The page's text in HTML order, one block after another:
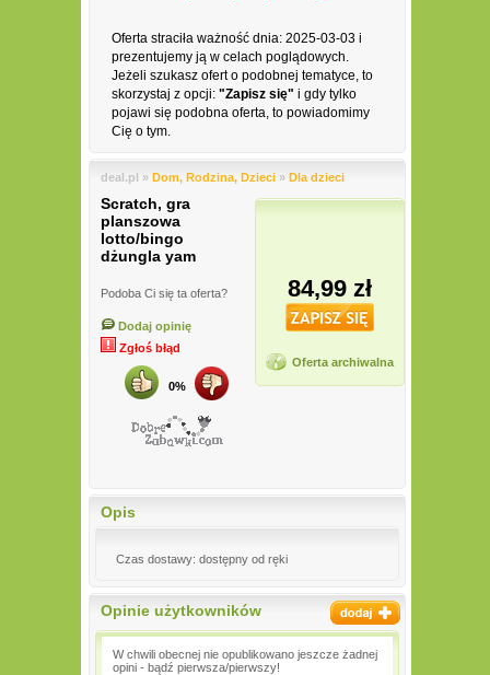
Oferta straciła ważność dnia: 2025-03-03 i
prezentujemy ją w celach poglądowych.
Jeżeli szukasz ofert o podobnej tematyce, to
skorzystaj z opcji: "Zapisz się" i gdy tylko
pojawi się podobna oferta, to powiadomimy
Cię o tym.
deal.pl » Dom, Rodzina, Dzieci » Dla dzieci
Scratch, gra
planszowa
lotto/bingo
dżungla yam
Podoba Ci się ta oferta?
Dodaj opinię
Zgłoś błąd
0%
84,99 zł
Oferta archiwalna
Opis
Czas dostawy: dostępny od ręki
Opinie użytkowników
W chwili obecnej nie opublikowano jeszcze żadnej
opini - bądź pierwsza/pierwszy!